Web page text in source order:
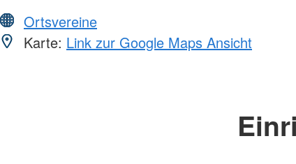
Ortsvereine
Karte: Link zur Google Maps Ansicht